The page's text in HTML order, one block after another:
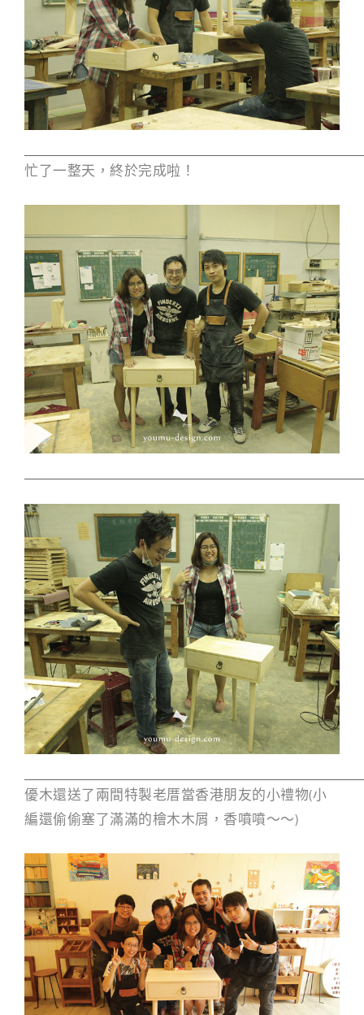
忙了一整天，終於完成啦！
優木還送了兩間特製老厝當香港朋友的小禮物(小
編還偷偷塞了滿滿的檜木木屑，香噴噴～～)